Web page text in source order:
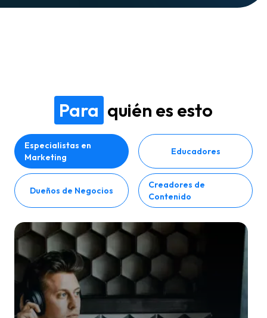
Para quién es esto
Especialistas en
Marketing
Educadores
Dueños de Negocios
Creadores de
Contenido